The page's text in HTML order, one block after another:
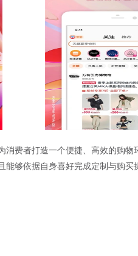
费者打造一个便捷、高效的购物
够依据自身喜好完成定制与购买